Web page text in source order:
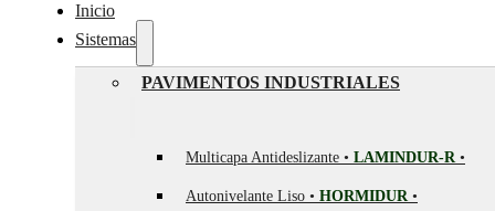
Inicio
Sistemas
PAVIMENTOS INDUSTRIALES
Multicapa Antideslizante • LAMINDUR-R •
Autonivelante Liso • HORMIDUR •